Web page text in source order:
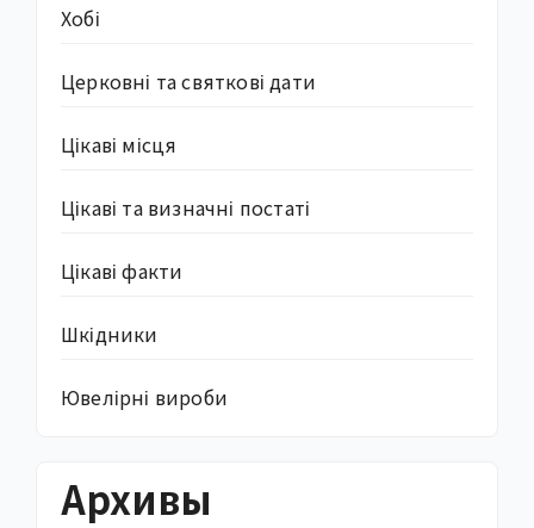
Хобі
Церковні та святкові дати
Цікаві місця
Цікаві та визначні постаті
Цікаві факти
Шкідники
Ювелірні вироби
Архивы